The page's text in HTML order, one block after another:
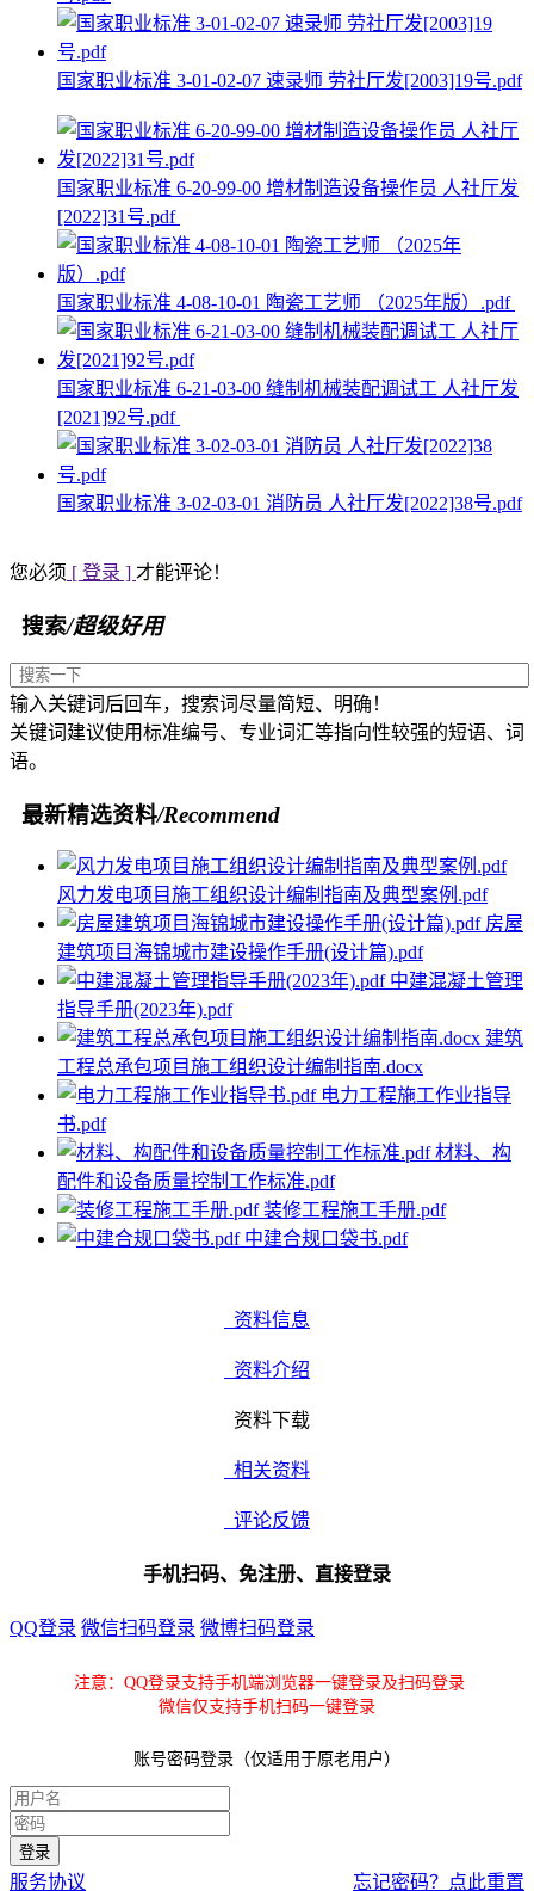
国家职业标准 3-01-02-07 速录师 劳社厅发[2003]19号.pdf
国家职业标准 6-20-99-00 增材制造设备操作员 人社厅发
[2022]31号.pdf
国家职业标准 4-08-10-01 陶瓷工艺师 （2025年版）.pdf
国家职业标准 6-21-03-00 缝制机械装配调试工 人社厅发
[2021]92号.pdf
国家职业标准 3-02-03-01 消防员 人社厅发[2022]38号.pdf
您必须 [ 登录 ] 才能评论！
搜索/超级好用
输入关键词后回车，搜索词尽量简短、明确！
关键词建议使用标准编号、专业词汇等指向性较强的短语、词
语。
最新精选资料/Recommend
风力发电项目施工组织设计编制指南及典型案例.pdf
房屋
建筑项目海锦城市建设操作手册(设计篇).pdf
中建混凝土管理
指导手册(2023年).pdf
建筑
工程总承包项目施工组织设计编制指南.docx
电力工程施工作业指导
书.pdf
材料、构
配件和设备质量控制工作标准.pdf
装修工程施工手册.pdf
中建合规口袋书.pdf
资料信息
资料介绍
资料下载
相关资料
评论反馈
手机扫码、免注册、直接登录
QQ登录 微信扫码登录 微博扫码登录
注意：QQ登录支持手机端浏览器一键登录及扫码登录
微信仅支持手机扫码一键登录
账号密码登录（仅适用于原老用户）
服务协议 忘记密码？点此重置